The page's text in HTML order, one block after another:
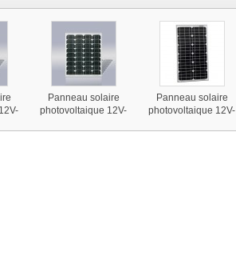
Panneau solaire
photovoltaique 12V-
Panneau solaire
photovoltaique 12V-